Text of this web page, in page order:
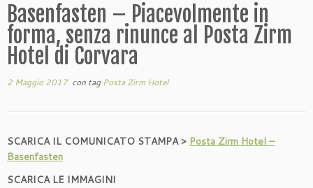
Basenfasten – Piacevolmente in
forma, senza rinunce al Posta Zirm
Hotel di Corvara
2 Maggio 2017con tagPosta Zirm Hotel
SCARICA IL COMUNICATO STAMPA > Posta Zirm Hotel –
Basenfasten
SCARICA LE IMMAGINI